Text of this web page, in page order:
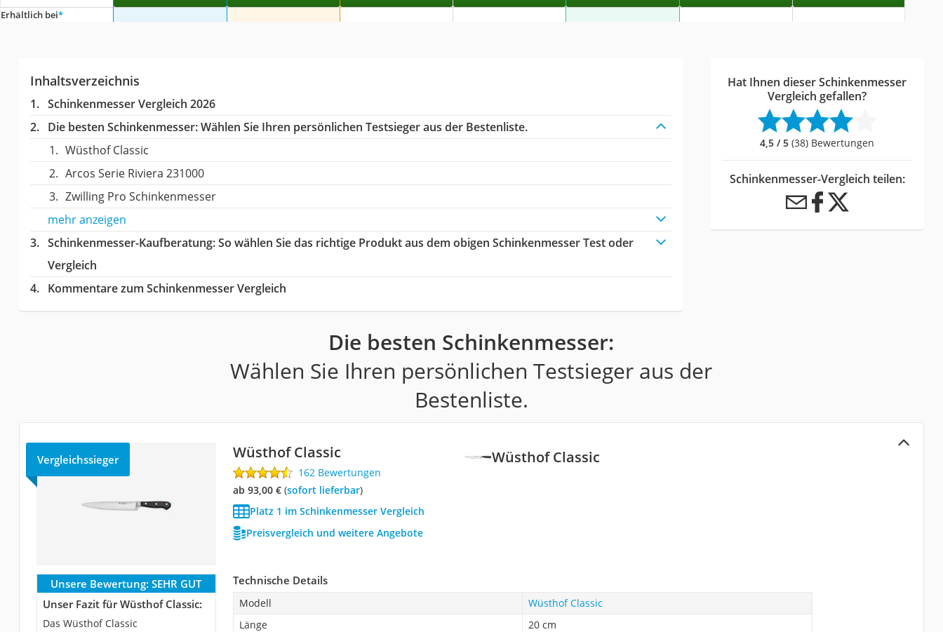
Erhältlich bei*
Inhaltsverzeichnis
Schinkenmesser Vergleich 2026
Die besten Schinkenmesser:Wählen Sie Ihren persönlichen Testsieger aus der Bestenliste.
Wüsthof Classic
Arcos Serie Riviera 231000
Zwilling Pro Schinkenmesser
mehr anzeigen
Schinkenmesser-Kaufberatung: So wählen Sie das richtige Produkt aus dem obigen Schinkenmesser Test oder
Vergleich
Kommentare zum Schinkenmesser Vergleich
Hat Ihnen dieser Schinkenmesser
Vergleich gefallen?
4,5 / 5 (38) Bewertungen
Schinkenmesser-Vergleich teilen:
Die besten Schinkenmesser:
Wählen Sie Ihren persönlichen Testsieger aus der
Bestenliste.
Wüsthof Classic
Vergleichssieger Wüsthof Classic
162 Bewertungen
ab 93,00 €( Sofort lieferbar)
Platz 1 im Schinkenmesser Vergleich
Preisvergleich und weitere Angebote
Unsere Bewertung: SEHR GUT
Unser Fazit für Wüsthof Classic:
Das Wüsthof Classic
Technische Details
Modell
Wüsthof Classic
Länge
20 cm